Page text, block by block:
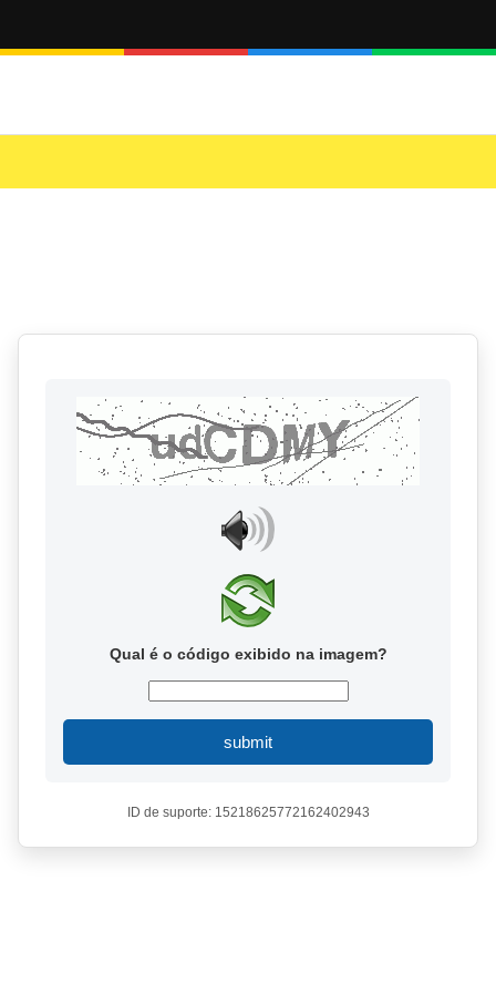
Qual é o código exibido na imagem?
submit
ID de suporte: 15218625772162402943